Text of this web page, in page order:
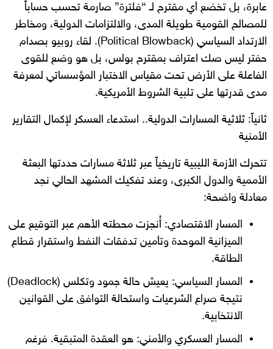
عابرة، بل تخضع أي مقترح لـ “فلترة” صارمة تحسب حساباً
للمصالح القومية طويلة المدى، والالتزامات الدولية، ومخاطر
الارتداد السياسي (Political Blowback). لقاء روبيو بصدام
حفتر ليس صك اعتراف بمقترح بولس، بل هو وضع للقوى
الفاعلة على الأرض تحت مقياس الاختبار المؤسساتي لمعرفة
مدى قدرتها على تلبية الشروط الأمريكية.
ثانياً: ثلاثية المسارات الدولية.. استدعاء العسكر لإكمال التقارير
الأمنية
تتحرك الأزمة الليبية تاريخياً عبر ثلاثة مسارات حددتها البعثة
الأممية والدول الكبرى، وعند تفكيك المشهد الحالي نجد
معادلة واضحة:
المسار الاقتصادي: أُنجزت محطته الأهم عبر التوقيع على
الميزانية الموحدة وتأمين تدفقات النفط واستقرار قطاع
الطاقة.
المسار السياسي: يعيش حالة جمود وتكلس (Deadlock)
نتيجة صراع الشرعيات واستحالة التوافق على القوانين
الانتخابية.
المسار العسكري والأمني: هو العقدة المتبقية. فرغم